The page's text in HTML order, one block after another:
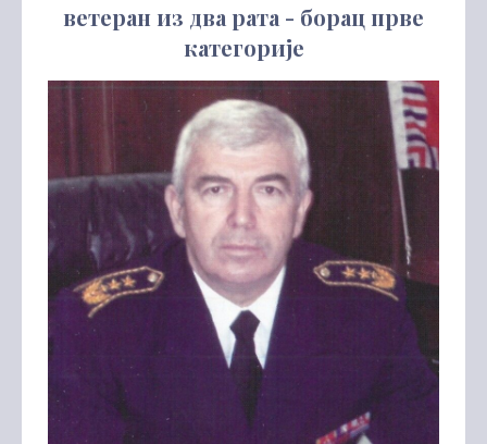
ветеран из два рата - борац прве
категорије